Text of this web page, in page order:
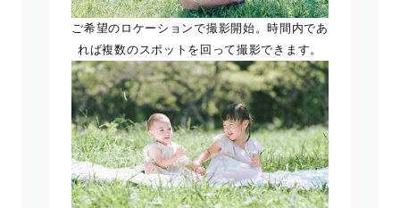
ご希望のロケーションで撮影開始。時間内であ
れば複数のスポットを回って撮影できます。